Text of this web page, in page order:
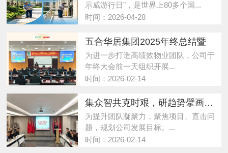
示威游行日”，是世界上80多个国...
时间：2026-04-28
五合华居集团2025年终总结暨
为进一步打造高绩效物业团队，公司于
年终大会前一天组织开展...
时间：2026-02-14
集众智共克时艰，研趋势擘画未来
为提升团队凝聚力，聚焦项目、直击问
题，规划公司发展目标。...
时间：2026-02-14